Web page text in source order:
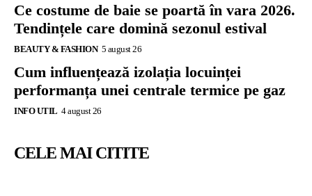
Ce costume de baie se poartă în vara 2026.
Tendințele care domină sezonul estival
BEAUTY & FASHION 5 august 26
Cum influențează izolația locuinței
performanța unei centrale termice pe gaz
INFO UTIL 4 august 26
CELE MAI CITITE